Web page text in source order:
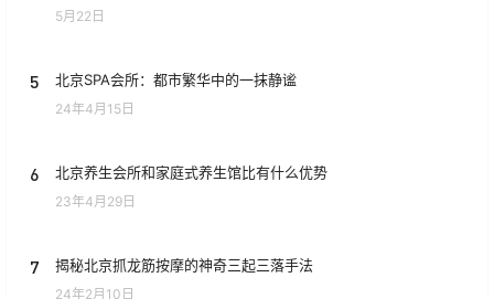
5月22日
5 北京SPA会所：都市繁华中的一抹静谧
24年4月15日
6 北京养生会所和家庭式养生馆比有什么优势
23年4月29日
7 揭秘北京抓龙筋按摩的神奇三起三落手法
24年2月10日